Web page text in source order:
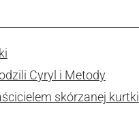
Cyryl i Metody
skórzanej kurtki